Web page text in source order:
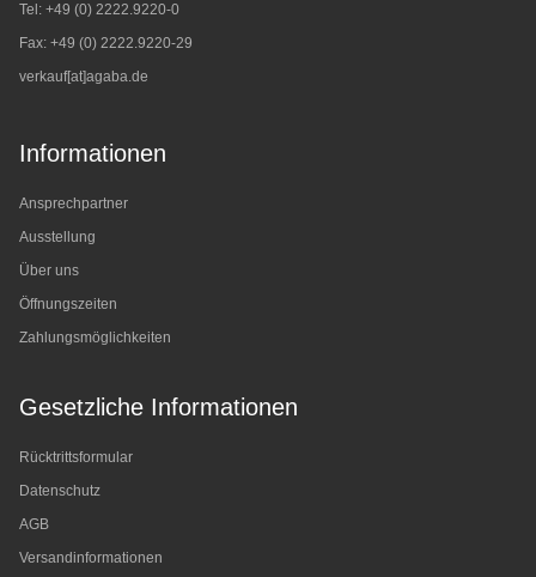
Tel: +49 (0) 2222.9220-0
Fax: +49 (0) 2222.9220-29
verkauf[at]agaba.de
Informationen
Ansprechpartner
Ausstellung
Über uns
Öffnungszeiten
Zahlungsmöglichkeiten
Gesetzliche Informationen
Rücktrittsformular
Datenschutz
AGB
Versandinformationen